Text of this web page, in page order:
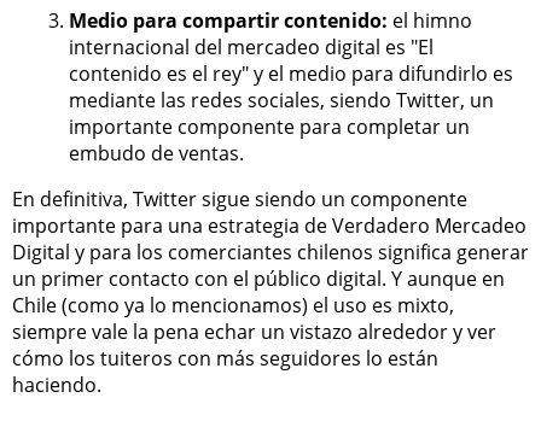
Medio para compartir contenido: el himno
internacional del mercadeo digital es "El
contenido es el rey" y el medio para difundirlo es
mediante las redes sociales, siendo Twitter, un
importante componente para completar un
embudo de ventas.
En definitiva, Twitter sigue siendo un componente
importante para una estrategia de Verdadero Mercadeo
Digital y para los comerciantes chilenos significa generar
un primer contacto con el público digital. Y aunque en
Chile (como ya lo mencionamos) el uso es mixto,
siempre vale la pena echar un vistazo alrededor y ver
cómo los tuiteros con más seguidores lo están
haciendo.